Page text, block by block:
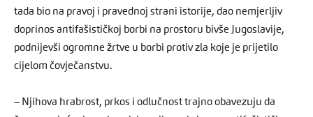
tada bio na pravoj i pravednoj strani istorije, dao nemjerljiv
doprinos antifašističkoj borbi na prostoru bivše Jugoslavije,
podnijevši ogromne žrtve u borbi protiv zla koje je prijetilo
cijelom čovječanstvu.
– Njihova hrabrost, prkos i odlučnost trajno obavezuju da